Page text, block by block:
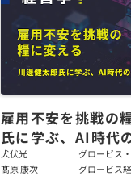
雇用不安を挑戦の
氏に学ぶ、AI時代
ン
犬伏光
グロービス
ポレート・
髙原 康次
グロービス